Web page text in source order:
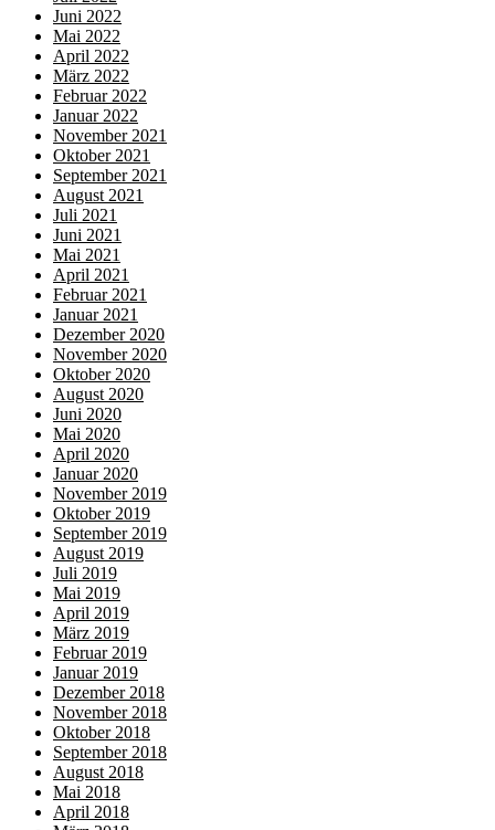
Juni 2022
Mai 2022
April 2022
März 2022
Februar 2022
Januar 2022
November 2021
Oktober 2021
September 2021
August 2021
Juli 2021
Juni 2021
Mai 2021
April 2021
Februar 2021
Januar 2021
Dezember 2020
November 2020
Oktober 2020
August 2020
Juni 2020
Mai 2020
April 2020
Januar 2020
November 2019
Oktober 2019
September 2019
August 2019
Juli 2019
Mai 2019
April 2019
März 2019
Februar 2019
Januar 2019
Dezember 2018
November 2018
Oktober 2018
September 2018
August 2018
Mai 2018
April 2018